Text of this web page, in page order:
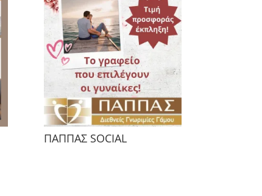
ΠΑΠΠΑΣ SOCIAL